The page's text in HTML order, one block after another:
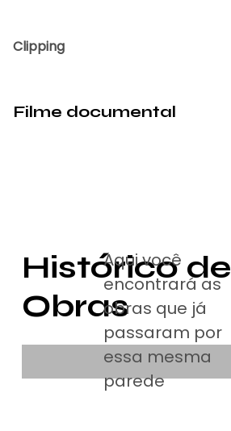
Clipping
Filme documental
Histórico de
Obras
Aqui você
encontrará as
obras que já
passaram por
essa mesma
parede